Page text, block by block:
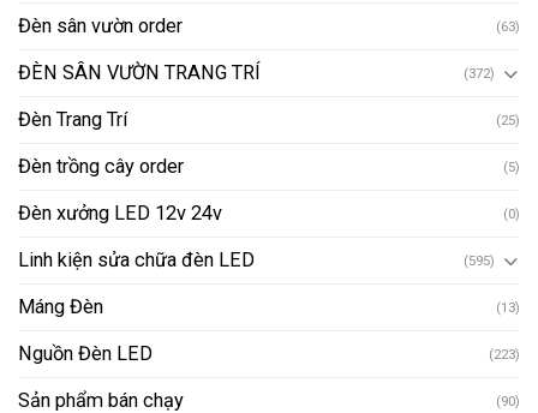
Đèn sân vườn order (63)
ĐÈN SÂN VƯỜN TRANG TRÍ (372)
Đèn Trang Trí (25)
Đèn trồng cây order (5)
Đèn xưởng LED 12v 24v (0)
Linh kiện sửa chữa đèn LED (595)
Máng Đèn (13)
Nguồn Đèn LED (223)
Sản phẩm bán chạy (90)